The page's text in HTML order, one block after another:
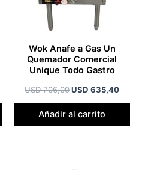
Wok Anafe a Gas Un
Quemador Comercial
Unique Todo Gastro
USD706,00USD 635,40
Añadir al carrito